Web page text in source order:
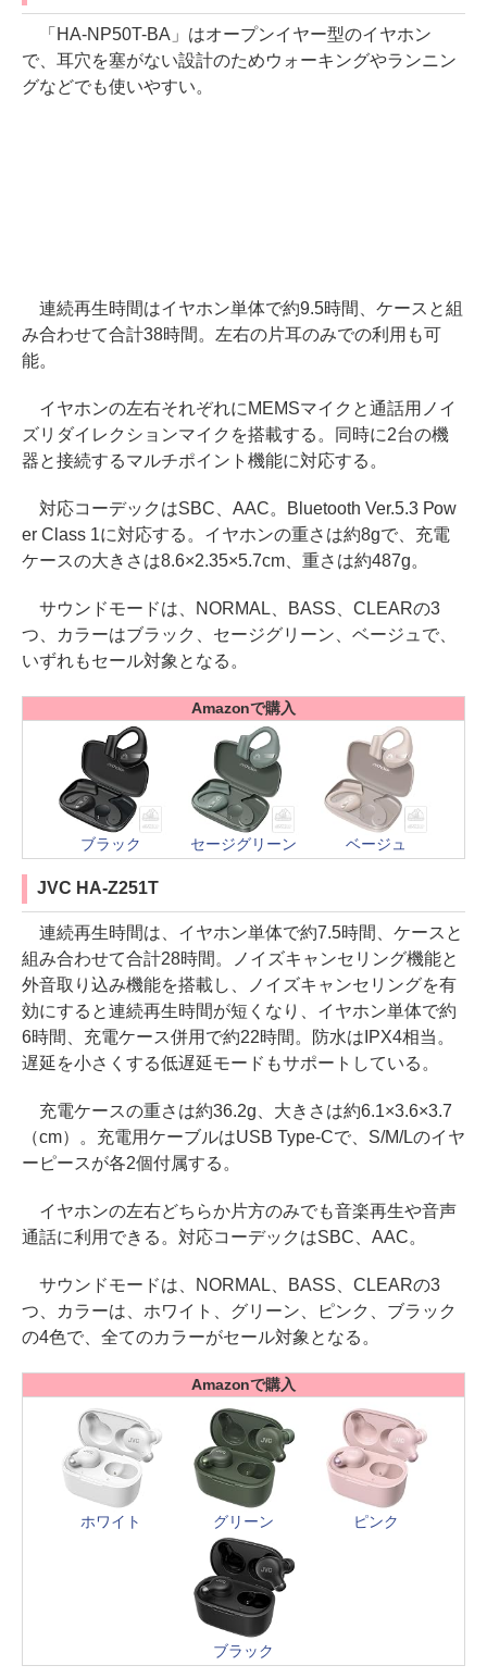
「HA-NP50T-BA」はオープンイヤー型のイヤホン
で、耳穴を塞がない設計のためウォーキングやランニン
グなどでも使いやすい。
連続再生時間はイヤホン単体で約9.5時間、ケースと組
み合わせて合計38時間。左右の片耳のみでの利用も可
能。
イヤホンの左右それぞれにMEMSマイクと通話用ノイ
ズリダイレクションマイクを搭載する。同時に2台の機
器と接続するマルチポイント機能に対応する。
対応コーデックはSBC、AAC。Bluetooth Ver.5.3 Pow
er Class 1に対応する。イヤホンの重さは約8gで、充電
ケースの大きさは8.6×2.35×5.7cm、重さは約487g。
サウンドモードは、NORMAL、BASS、CLEARの3
つ、カラーはブラック、セージグリーン、ベージュで、
いずれもセール対象となる。
Amazonで購入
ブラック セージグリーン ベージュ
JVC HA-Z251T
連続再生時間は、イヤホン単体で約7.5時間、ケースと
組み合わせて合計28時間。ノイズキャンセリング機能と
外音取り込み機能を搭載し、ノイズキャンセリングを有
効にすると連続再生時間が短くなり、イヤホン単体で約
6時間、充電ケース併用で約22時間。防水はIPX4相当。
遅延を小さくする低遅延モードもサポートしている。
充電ケースの重さは約36.2g、大きさは約6.1×3.6×3.7
（cm）。充電用ケーブルはUSB Type-Cで、S/M/Lのイヤ
ーピースが各2個付属する。
イヤホンの左右どちらか片方のみでも音楽再生や音声
通話に利用できる。対応コーデックはSBC、AAC。
サウンドモードは、NORMAL、BASS、CLEARの3
つ、カラーは、ホワイト、グリーン、ピンク、ブラック
の4色で、全てのカラーがセール対象となる。
Amazonで購入
ホワイト グリーン ピンク
ブラック